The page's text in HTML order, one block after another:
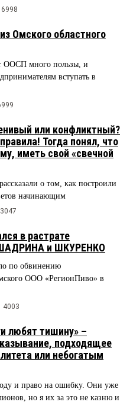
6998
Омского областного
ООСП много пользы, и
вступать в
или конфликтный?
Тогда понял, что
иметь свой «свечной
о том, как построили
начинающим
3047
в растрате
и ШКУРЕНКО
по обвинению
ООО «РегионПиво» в
4003
любят тишину» –
подходящее
или небогатым
и право на ошибку. Они уже
но я их за это не казню и